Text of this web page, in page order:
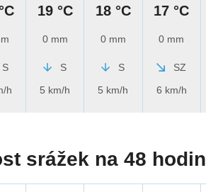
S
h
19 °C
0 mm
S
5 km/h
18 °C
0 mm
S
5 km/h
17 °C
0 mm
SZ
6 km/h
srážek na 48 hodin